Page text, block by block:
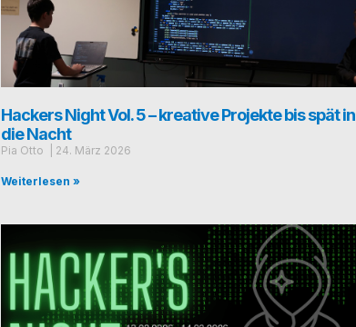
Hackers Night Vol. 5 – kreative Projekte bis spät in
die Nacht
Pia Otto 24. März 2026
Weiterlesen »